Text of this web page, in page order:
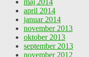
maj 2014
april 2014
januar 2014
november 2013
oktober 2013
september 2013
november 2012